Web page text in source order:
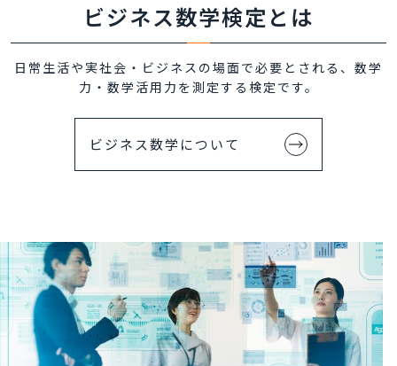
ビジネス数学検定とは
日常生活や実社会・ビジネスの場面で必要とされる、数学
力・数学活用力を測定する検定です。
ビジネス数学について